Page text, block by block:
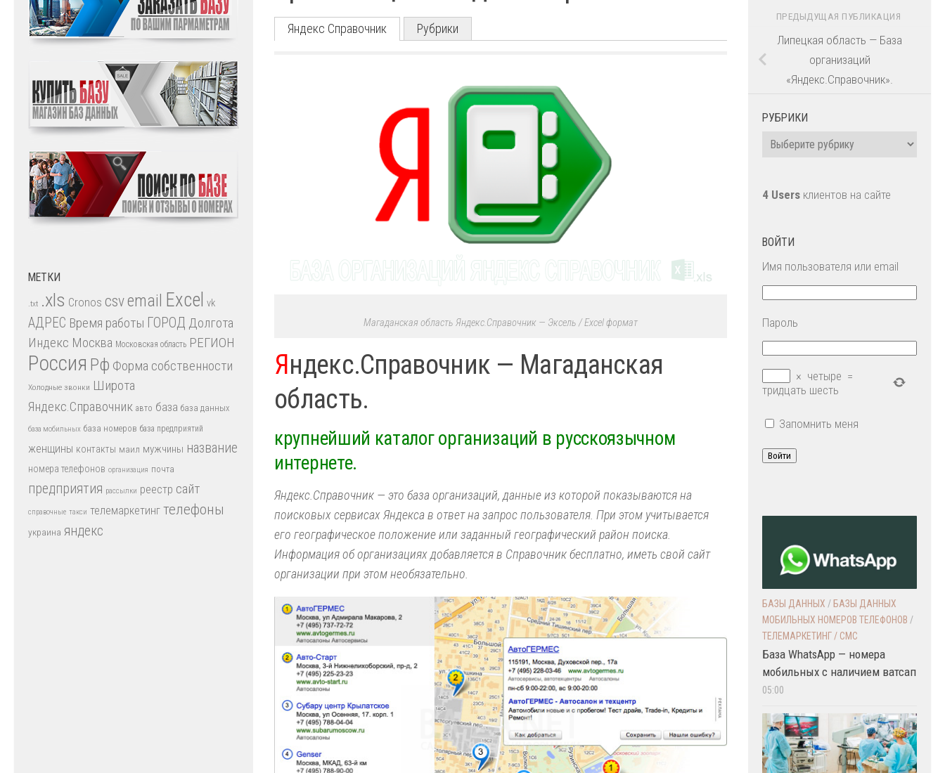
Яндекс Справочник Рубрики
Магаданская область Яндекс.Справочник — Эксель / Excel формат
Яндекс.Справочник — Магаданская
область.
крупнейший каталог организаций в русскоязычном
интернете.
Яндекс.Справочник — это база организаций, данные из которой показываются на
поисковых сервисах Яндекса в ответ на запрос пользователя. При этом учитывается
его географическое положение или заданный географический район поиска.
Информация об организациях добавляется в Справочник бесплатно, иметь свой сайт
организации при этом необязательно.
МЕТКИ
.txt .xls Cronos csvemail Excel vk
АДРЕС Время работы ГОРОД Долгота
Индекс Москва Московская область РЕГИОН
Россия Рф Форма собственности
Холодные звонки Широта
Яндекс.Справочник авто база база данных
база мобильных база номеров база предприятий
женщины контакты маил мужчины название
номера телефонов организация почта
предприятия рассылки реестр сайт
справочные такси телемаркетинг телефоны
украина яндекс
ПРЕДЫДУЩАЯ ПУБЛИКАЦИЯ
Липецкая область — База
организаций
«Яндекс.Справочник».
РУБРИКИ
Рубрики
4 Users клиентов на сайте
ВОЙТИ
Имя пользователя или email
Пароль
× четыре =
тридцать шесть
Запомнить меня
Войти
БАЗЫ ДАННЫХ /БАЗЫ ДАННЫХ
МОБИЛЬНЫХ НОМЕРОВ ТЕЛЕФОНОВ /
ТЕЛЕМАРКЕТИНГ / СМС
База WhatsApp — номера
мобильных с наличием ватсап
05:00